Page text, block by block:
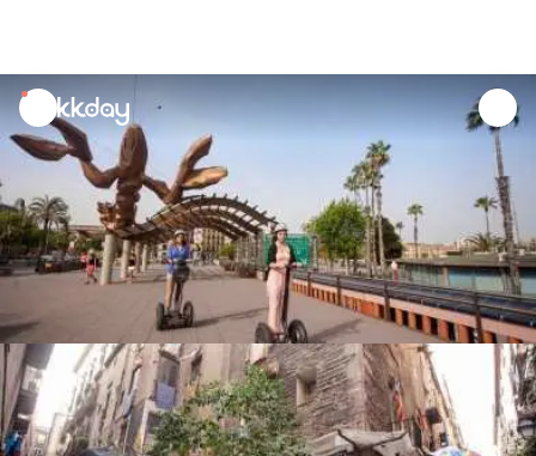
unread
notifications